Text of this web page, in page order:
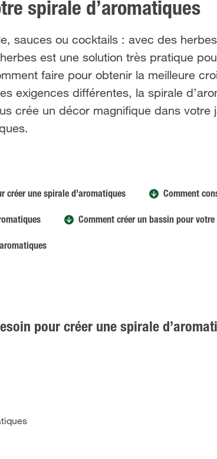
spirale d’aromatiques
sauces ou cocktails : avec des
est une solution très pratique
faire pour obtenir la meilleure
exigences différentes, la spirale
crée un décor magnifique dans
créer une spirale d’aromatiques Comment
Comment créer un bassin pour
pour créer une spirale